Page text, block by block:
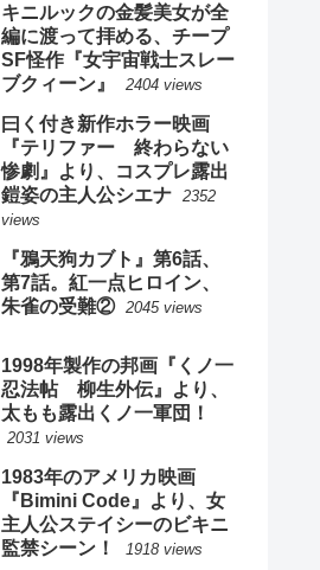
キニルックの金髪美女が全
編に渡って拝める、チープ
SF怪作『女宇宙戦士スレー
ブクィーン』
2404 views
曰く付き新作ホラー映画
『テリファー 終わらない
惨劇』より、コスプレ露出
鎧姿の主人公シエナ 2352
views
『鴉天狗カブト』第6話、
第7話。紅一点ヒロイン、
朱雀の受難② 2045 views
1998年製作の邦画『くノ一
忍法帖 柳生外伝』より、
太もも露出くノ一軍団！
2031 views
1983年のアメリカ映画
『Bimini Code』より、女
主人公ステイシーのビキニ
監禁シーン！
1918 views